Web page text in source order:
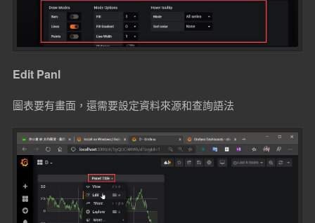
Edit Panl
圖表要有畫面，還需要設定資料來源和查詢語法